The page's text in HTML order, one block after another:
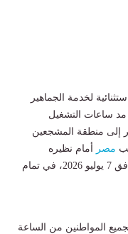
لخدمة الجماهير
مد ساعات التشغيل
إلى منطقة المشجعين
مصر
أمام نظيره
الأرجنتيني، والمقرر إقامتها اليوم الثلاثاء الموافق 7 يوليو 2026، في تمام
المواطنين من الساعة